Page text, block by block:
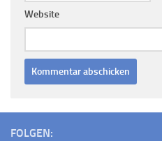
Website
FOLGEN: